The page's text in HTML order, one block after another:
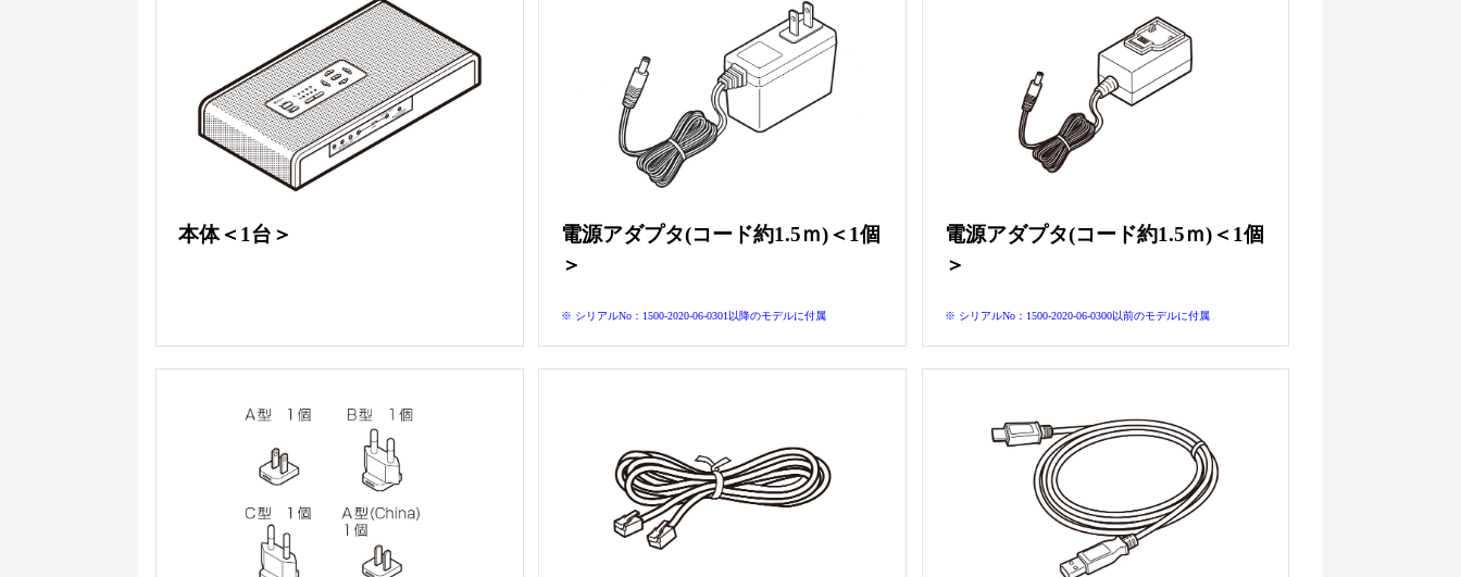
本体＜1台＞
電源アダプタ(コード約1.5ｍ)＜1個
＞
※ シリアルNo：1500-2020-06-0301以降のモデルに付属
電源アダプタ(コード約1.5ｍ)＜1個
＞
※ シリアルNo：1500-2020-06-0300以前のモデルに付属